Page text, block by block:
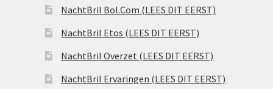
NachtBril Bol.Com (LEES DIT EERST)
NachtBril Etos (LEES DIT EERST)
NachtBril Overzet (LEES DIT EERST)
NachtBril Ervaringen (LEES DIT EERST)